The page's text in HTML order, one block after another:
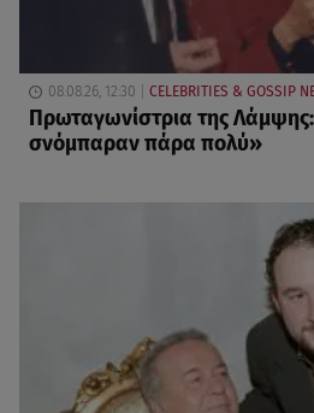
08.08.26, 12:30 CELEBRITIES & GOSSIP
Πρωταγωνίστρια της
σνόμπαραν πάρα πολύ»